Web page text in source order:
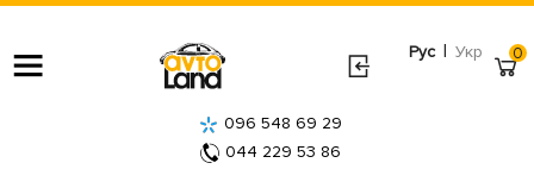
Рус | Укр
096 548 69 29
044 229 53 86
0